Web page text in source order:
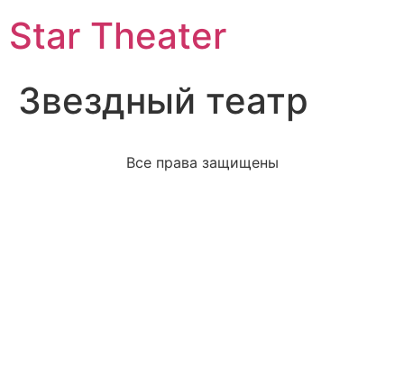
Star Theater
Звездный театр
Все права защищены